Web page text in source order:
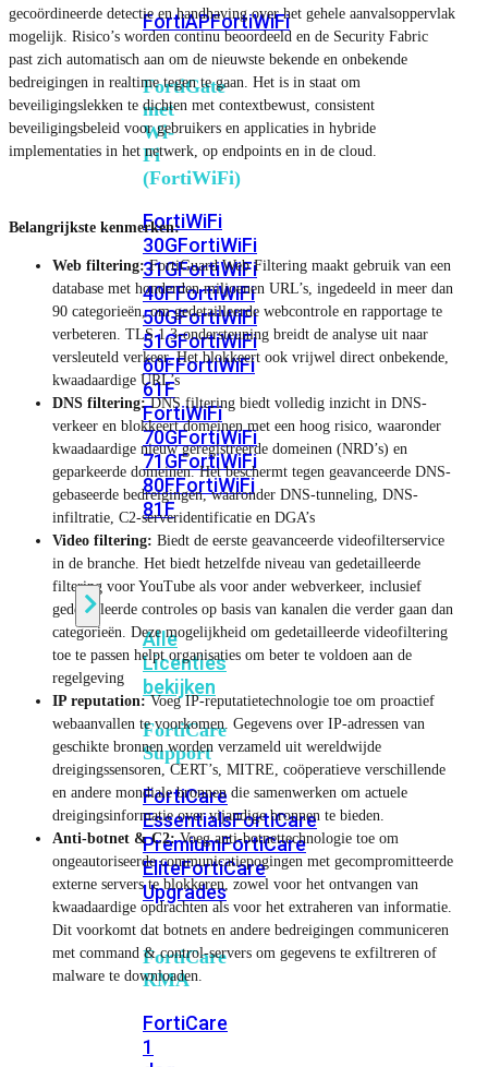
FortiAPFortiWiFi
FortiGate
met
Wi-
Fi
(FortiWiFi)
FortiWiFi
30GFortiWiFi
31GFortiWiFi
40FFortiWiFi
50GFortiWiFi
51GFortiWiFi
60FFortiWiFi
61F
FortiWiFi
70GFortiWiFi
71GFortiWiFi
80FFortiWiFi
81F
Licentie
Alle
Licenties
bekijken
FortiCare
Support
FortiCare
EssentialsFortiCare
PremiumFortiCare
EliteFortiCare
Upgrades
FortiCare
RMA
FortiCare
1
gecoördineerde detectie en handhaving over het gehele aanvalsoppervlak
mogelijk. Risico’s worden continu beoordeeld en de Security Fabric
past zich automatisch aan om de nieuwste bekende en onbekende
bedreigingen in realtime tegen te gaan. Het is in staat om
beveiligingslekken te dichten met contextbewust, consistent
beveiligingsbeleid voor gebruikers en applicaties in hybride
implementaties in het netwerk, op endpoints en in de cloud.
Belangrijkste kenmerken:
Web filtering:FortiGuard Web Filtering maakt gebruik van een
database met honderden miljoenen URL’s, ingedeeld in meer dan
90 categorieën, om gedetailleerde webcontrole en rapportage te
verbeteren. TLS 1.3-ondersteuning breidt de analyse uit naar
versleuteld verkeer. Het blokkeert ook vrijwel direct onbekende,
kwaadaardige URL’s
DNS filtering:DNS filtering biedt volledig inzicht in DNS-
verkeer en blokkeert domeinen met een hoog risico, waaronder
kwaadaardige nieuw geregistreerde domeinen (NRD’s) en
geparkeerde domeinen. Het beschermt tegen geavanceerde DNS-
gebaseerde bedreigingen, waaronder DNS-tunneling, DNS-
infiltratie, C2-serveridentificatie en DGA’s
Video filtering: Biedt de eerste geavanceerde videofilterservice
in de branche. Het biedt hetzelfde niveau van gedetailleerde
filtering voor YouTube als voor ander webverkeer, inclusief
gedetailleerde controles op basis van kanalen die verder gaan dan
categorieën. Deze mogelijkheid om gedetailleerde videofiltering
toe te passen helpt organisaties om beter te voldoen aan de
regelgeving
IP reputation:Voeg IP-reputatietechnologie toe om proactief
webaanvallen te voorkomen. Gegevens over IP-adressen van
geschikte bronnen worden verzameld uit wereldwijde
dreigingssensoren, CERT’s, MITRE, coöperatieve verschillende
en andere mondiale bronnen die samenwerken om actuele
dreigingsinformatie over vijandige bronnen te bieden.
Anti-botnet & C2:Voeg anti-botnettechnologie toe om
ongeautoriseerde communicatiepogingen met gecompromitteerde
externe servers te blokkeren, zowel voor het ontvangen van
kwaadaardige opdrachten als voor het extraheren van informatie.
Dit voorkomt dat botnets en andere bedreigingen communiceren
met command & control-servers om gegevens te exfiltreren of
malware te downloaden.